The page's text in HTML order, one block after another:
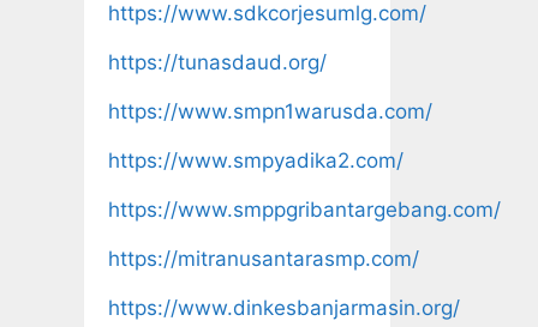
https://www.sdkcorjesumlg.com/
https://tunasdaud.org/
https://www.smpn1warusda.com/
https://www.smpyadika2.com/
https://www.smppgribantargebang.com/
https://mitranusantarasmp.com/
https://www.dinkesbanjarmasin.org/